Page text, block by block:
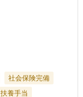
社会保険完備
扶養手当